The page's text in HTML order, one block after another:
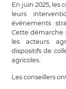
En juin 2025, les
leurs
événements
Cette démarche
les acteurs
dispositifs de
agricoles.
Les conseillers